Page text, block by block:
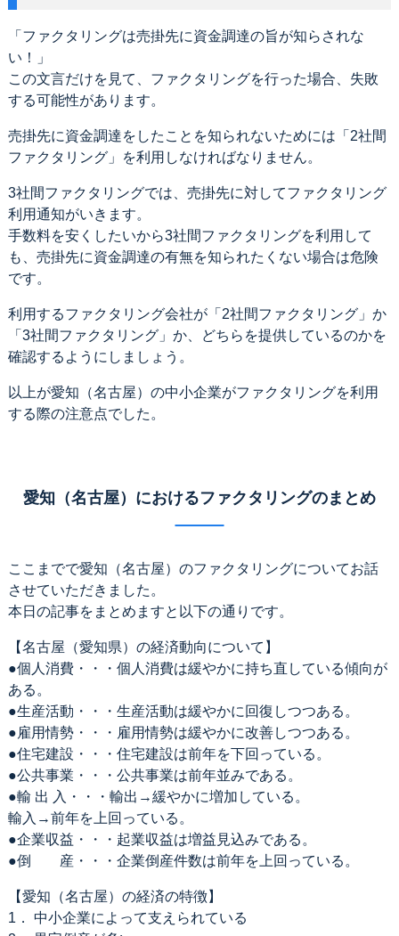
「ファクタリングは売掛先に資金調達の旨が知らされな
い！」
この文言だけを見て、ファクタリングを行った場合、失敗
する可能性があります。
売掛先に資金調達をしたことを知られないためには「2社間
ファクタリング」を利用しなければなりません。
3社間ファクタリングでは、売掛先に対してファクタリング
利用通知がいきます。
手数料を安くしたいから3社間ファクタリングを利用して
も、売掛先に資金調達の有無を知られたくない場合は危険
です。
利用するファクタリング会社が「2社間ファクタリング」か
「3社間ファクタリング」か、どちらを提供しているのかを
確認するようにしましょう。
以上が愛知（名古屋）の中小企業がファクタリングを利用
する際の注意点でした。
愛知（名古屋）におけるファクタリングのまとめ
ここまでで愛知（名古屋）のファクタリングについてお話
させていただきました。
本日の記事をまとめますと以下の通りです。
【名古屋（愛知県）の経済動向について】
●個人消費・・・個人消費は緩やかに持ち直している傾向が
ある。
●生産活動・・・生産活動は緩やかに回復しつつある。
●雇用情勢・・・雇用情勢は緩やかに改善しつつある。
●住宅建設・・・住宅建設は前年を下回っている。
●公共事業・・・公共事業は前年並みである。
●輸 出 入・・・輸出→緩やかに増加している。
輸入→前年を上回っている。
●企業収益・・・起業収益は増益見込みである。
●倒 産・・・企業倒産件数は前年を上回っている。
【愛知（名古屋）の経済の特徴】
1． 中小企業によって支えられている